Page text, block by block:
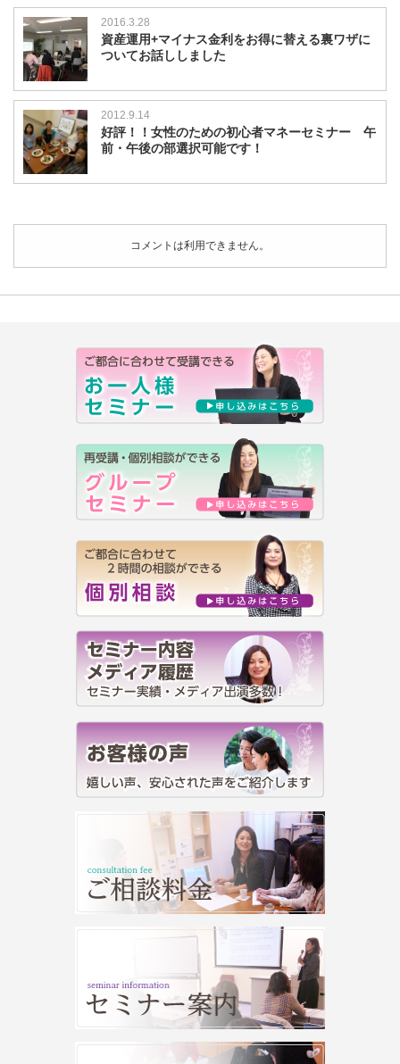
び
た
い
方
に
と
こ
と
ん
教
2016.3.28
資産運用+マイナス金利をお得に替える裏ワザに
ついてお話ししました
2012.9.14
好評！！女性のための初心者マネーセミナー 午
前・午後の部選択可能です！
コメントは利用できません。